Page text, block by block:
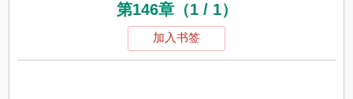
第146章（1 / 1）
加入书签